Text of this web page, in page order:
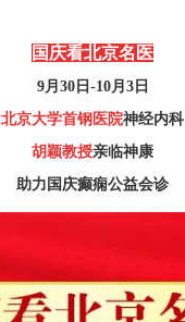
国庆看北京名医
9月30日-10月3日
北京大学首钢医院神经内科
胡颖教授亲临神康
助力国庆癫痫公益会诊